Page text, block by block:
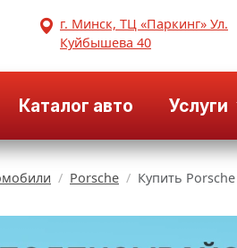
г. Минск, ТЦ «Паркинг» Ул.
Куйбышева 40
Каталог авто Услуги
Porsche Купить